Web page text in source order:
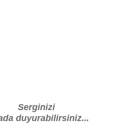
Serginizi
duyurabilirsiniz...